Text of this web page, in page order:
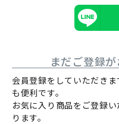
まだご登録
会員登録をしていただき
も便利です。
お気に入り商品をご登録
ります。